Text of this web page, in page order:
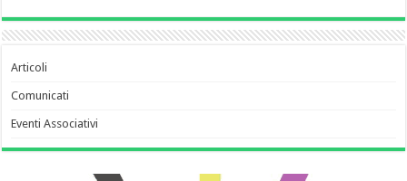
Articoli
Comunicati
Eventi Associativi